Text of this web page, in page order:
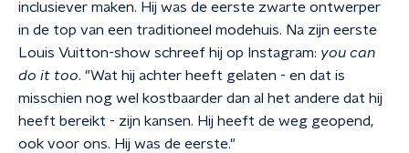
inclusiever maken. Hij was de eerste zwarte ontwerper
in de top van een traditioneel modehuis. Na zijn eerste
Louis Vuitton-show schreef hij op Instagram: you can
do it too. "Wat hij achter heeft gelaten - en dat is
misschien nog wel kostbaarder dan al het andere dat hij
heeft bereikt - zijn kansen. Hij heeft de weg geopend,
ook voor ons. Hij was de eerste."